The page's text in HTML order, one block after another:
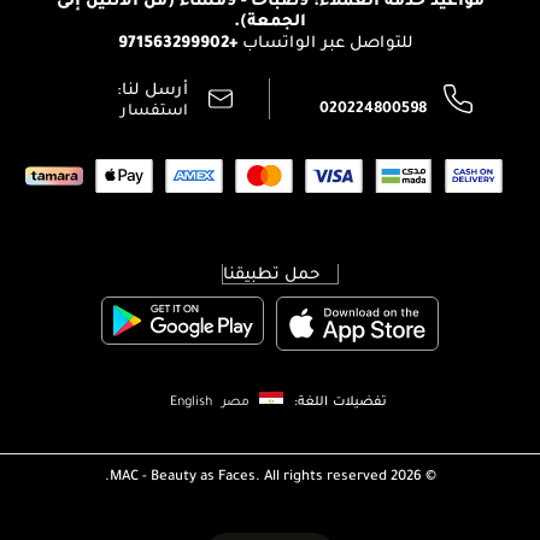
الوظائف
الشروط و الأحكام
الجمعة).
للتواصل عبر الواتساب+971563299902
020224800598
أرسل لنا:
استفسار
حمل تطبيقنا
تفضيلات اللغة: مصر English
2026 ©
MAC - Beauty as Faces. All rights reserved.